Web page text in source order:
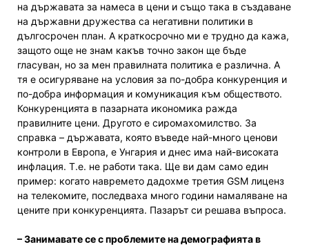
на държавата за намеса в цени и също така в създаване
на държавни дружества са негативни политики в
дългосрочен план. А краткосрочно ми е трудно да кажа,
защото още не знам какъв точно закон ще бъде
гласуван, но за мен правилната политика е различна. А
тя е осигуряване на условия за по-добра конкуренция и
по-добра информация и комуникация към обществото.
Конкуренцията в пазарната икономика ражда
правилните цени. Другото е сиромахомилство. За
справка – държавата, която въведе най-много ценови
контроли в Европа, е Унгария и днес има най-високата
инфлация. Т.е. не работи така. Ще ви дам само един
пример: когато навремето дадохме третия GSM лиценз
на телекомите, последваха много години намаляване на
цените при конкуренцията. Пазарът си решава въпроса.
– Занимавате се с проблемите на демографията в